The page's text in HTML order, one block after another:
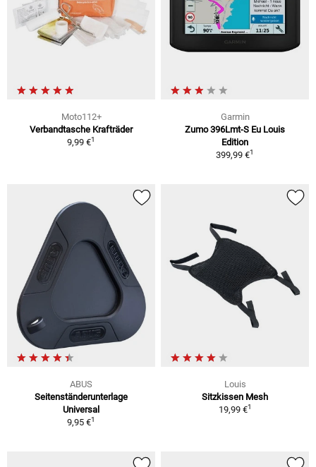
Moto112+
Verbandtasche Krafträder
9,99 €1
Garmin
Zumo 396Lmt-S Eu Louis
Edition
399,99 €1
ABUS
Seitenständerunterlage
Universal
9,95 €1
Louis
Sitzkissen Mesh
19,99 €1